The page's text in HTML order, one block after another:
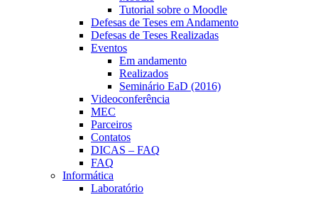
Tutorial sobre o Moodle
Defesas de Teses em Andamento
Defesas de Teses Realizadas
Eventos
Em andamento
Realizados
Seminário EaD (2016)
Videoconferência
MEC
Parceiros
Contatos
DICAS – FAQ
FAQ
Informática
Laboratório